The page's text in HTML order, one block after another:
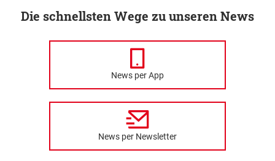
Die schnellsten Wege zu unseren News
News per App
News per Newsletter